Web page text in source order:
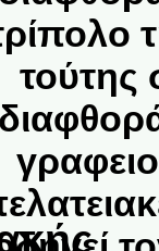
τούτης